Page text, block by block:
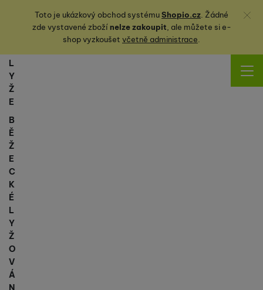
Toto je ukázkový obchod systémuShopio.cz. Žádné
zde vystavené zbožínelze zakoupit, ale můžete sie-
shop vyzkoušet včetně administrace.
Zavřít
L
Y
Ž
E
B
Ě
Ž
E
C
K
É
L
Y
Ž
O
V
Á
N